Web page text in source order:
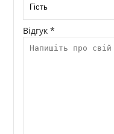
Відгук *